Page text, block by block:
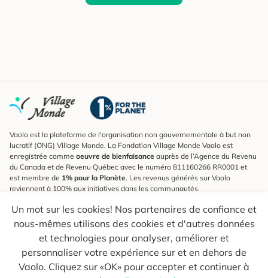
Un mot sur les cookies! Nos partenaires de confiance et
nous-mêmes utilisons des cookies et d'autres données
et technologies pour analyser, améliorer et
personnaliser votre expérience sur et en dehors de
Vaolo. Cliquez sur «OK» pour accepter et continuer à
Vaolo est la plateforme de l'organisation non gouvernementale à but non
lucratif (ONG) Village Monde. La Fondation Village Monde Vaolo est
enregistrée comme oeuvre de bienfaisance auprès de l’Agence du Revenu
du Canada et de Revenu Québec avec le numéro 811160266 RR0001 et
est membre de 1% pour la Planète. Les revenus générés sur Vaolo
reviennent à 100% aux initiatives dans les communautés.
S'inscrire à l'infolettre
Pour connaître les nouveautés, suivre nos explorateurs et recevoir des
astuces pour des voyages plus conscients.
Ton courriel Envoyer